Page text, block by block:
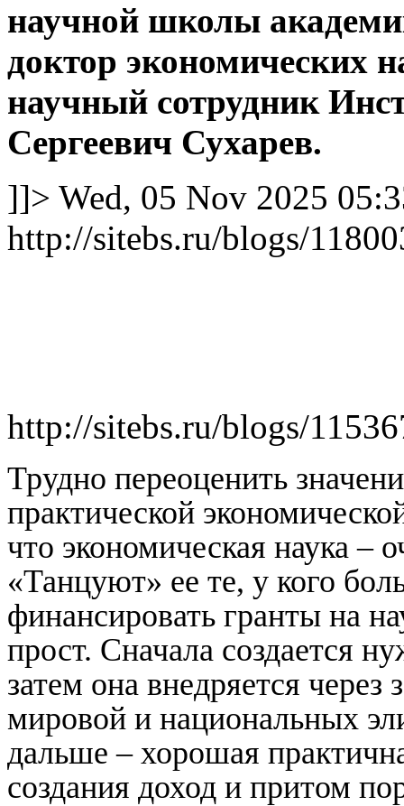
научной школы
доктор экономических
научный сотрудник
Сергеевич Сухарев.
]]> Wed, 05 Nov 2025
http://sitebs.ru/blogs/
http://sitebs.ru/blogs/
Трудно переоценить
практической
что экономическая наука –
«Танцуют» ее те, у кого
финансировать гранты на
прост. Сначала создается
затем она внедряется через
мировой и национальных
дальше – хорошая
создания доход и притом